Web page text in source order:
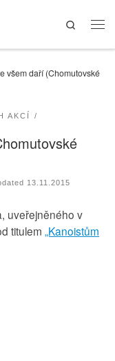
Search
všem daří (Chomutovské
AKCÍ
13.11.2015
uveřejněného v
titulem „Kanoistům